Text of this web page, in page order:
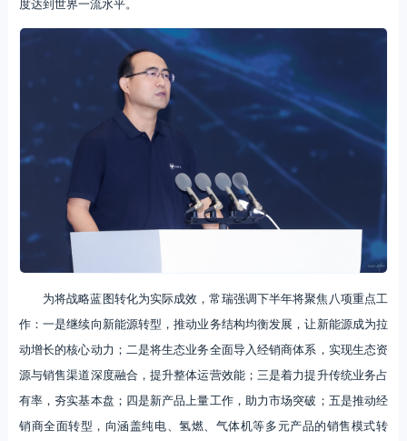
为将战略蓝图转化为实际成效，常瑞强调下半年将聚焦八项重点工
作：一是继续向新能源转型，推动业务结构均衡发展，让新能源成为拉
动增长的核心动力；二是将生态业务全面导入经销商体系，实现生态资
源与销售渠道深度融合，提升整体运营效能；三是着力提升传统业务占
有率，夯实基本盘；四是新产品上量工作，助力市场突破；五是推动经
销商全面转型，向涵盖纯电、氢燃、气体机等多元产品的销售模式转